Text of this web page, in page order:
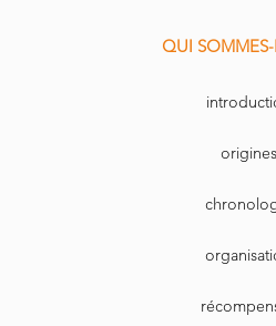
QUI
origines